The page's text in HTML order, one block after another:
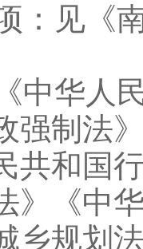
：见《
《中华人
强制法
共和国
》《中
乡规划